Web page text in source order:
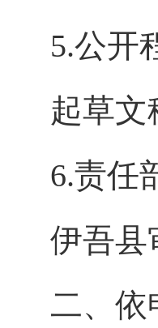
5.公开
起草文
6.责任
伊吾县
二、依